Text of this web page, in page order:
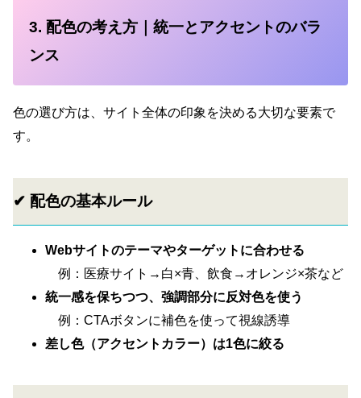
3. 配色の考え方｜統一とアクセントのバラ
ンス
色の選び方は、サイト全体の印象を決める大切な要素で
す。
✔ 配色の基本ルール
Webサイトのテーマやターゲットに合わせる
例：医療サイト→白×青、飲食→オレンジ×茶など
統一感を保ちつつ、強調部分に反対色を使う
例：CTAボタンに補色を使って視線誘導
差し色（アクセントカラー）は1色に絞る